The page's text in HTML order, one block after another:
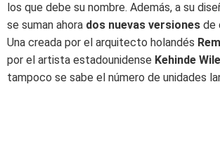
los que debe su nombre. Además, a su
se suman ahora dos nuevas versiones de
Una creada por el arquitecto holandés
por el artista estadounidense Kehinde
tampoco se sabe el número de unidades